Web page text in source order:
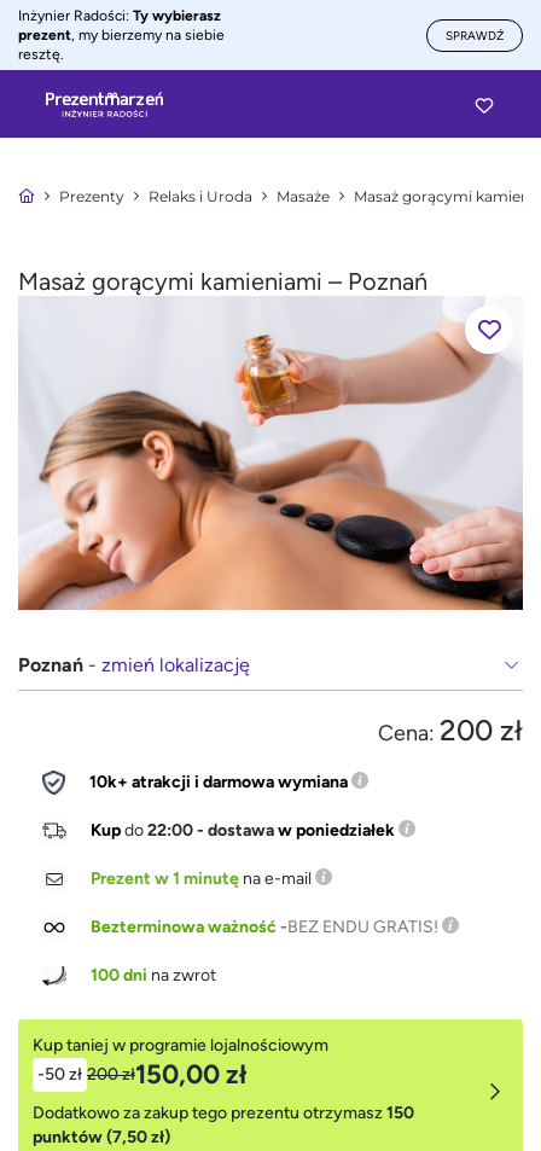
Inżynier Radości: Ty wybierasz
prezent, my bierzemy na siebie
resztę.
SPRAWDŹ
Prezenty Relaks i Uroda Masaże Masaż gorącymi
Masaż gorącymi kamieniami – Poznań
Poznań - zmień lokalizację
Cena: 200 zł
10k+ atrakcji i darmowa wymiana
Kupdo22:00 - dostawaw poniedziałek
Prezent w 1 minutę na e-mail
Bezterminowa ważność-BEZ ENDU GRATIS!
100 dni na zwrot
Kup taniej w programie lojalnościowym
-50 zł 200 zł150,00 zł
Dodatkowo za zakup tego prezentu otrzymasz150
punktów (7,50 zł)